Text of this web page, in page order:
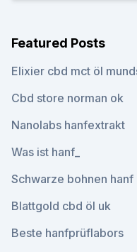
Featured Posts
Elixier cbd mct öl
Cbd store norman ok
Nanolabs hanfextrakt
Was ist hanf_
Schwarze bohnen
Blattgold cbd öl uk
Beste hanfprüflabors